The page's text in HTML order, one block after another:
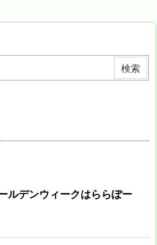
ルデンウィークはららぽー